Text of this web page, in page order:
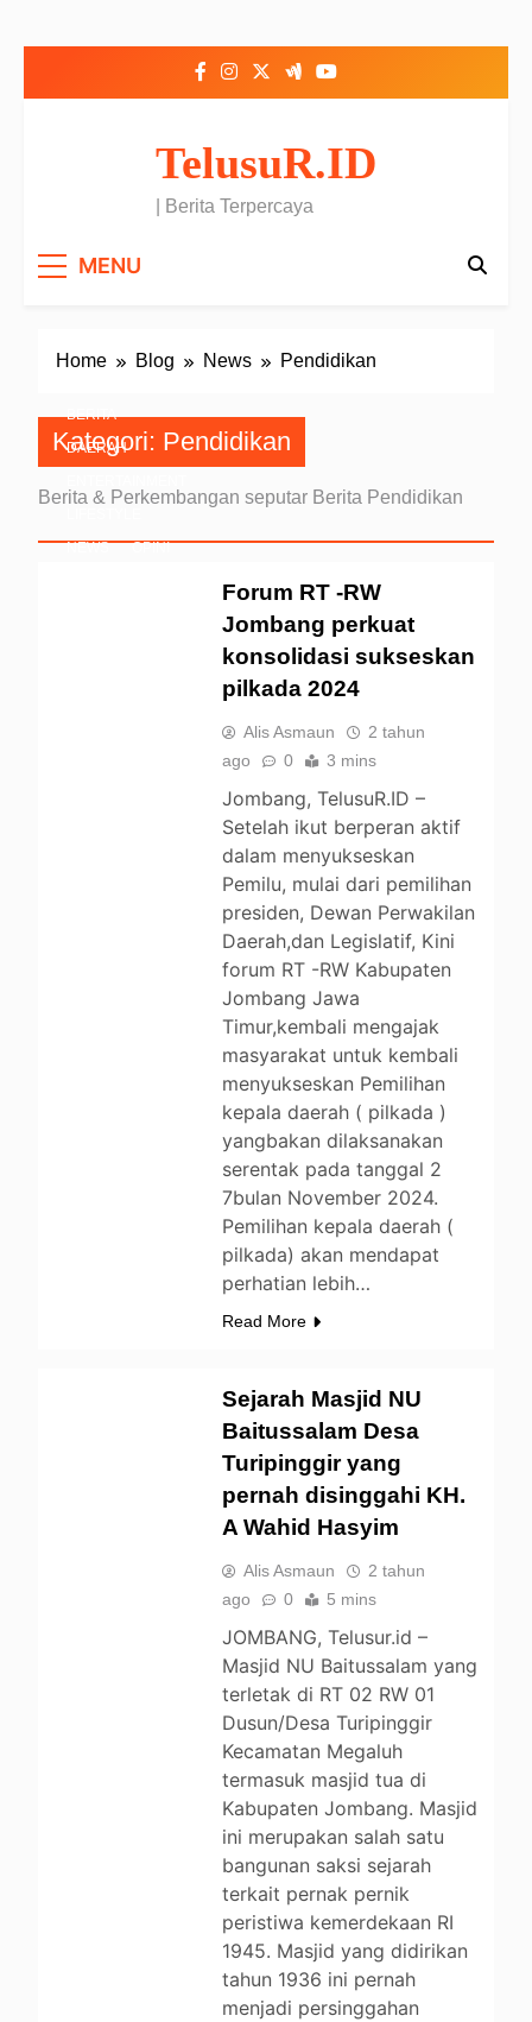
TelusuR.ID
| Berita Terpercaya
MENU
Home Blog News Pendidikan
Kategori: Pendidikan
Berita & Perkembangan seputar Berita Pendidikan
BERITA
DAERAH
NEWS
OPINI
Forum RT -RW
Jombang perkuat
konsolidasi sukseskan
pilkada 2024
Alis Asmaun
2 tahun
ago
0 3 mins
Jombang, TelusuR.ID –
Setelah ikut berperan aktif
dalam menyukseskan
Pemilu, mulai dari pemilihan
presiden, Dewan Perwakilan
Daerah,dan Legislatif, Kini
forum RT -RW Kabupaten
Jombang Jawa
Timur,kembali mengajak
masyarakat untuk kembali
menyukseskan Pemilihan
kepala daerah ( pilkada )
yangbakan dilaksanakan
serentak pada tanggal 2
7bulan November 2024.
Pemilihan kepala daerah (
pilkada) akan mendapat
perhatian lebih…
Read More
Sejarah Masjid NU
Baitussalam Desa
Turipinggir yang
pernah disinggahi KH.
A Wahid Hasyim
Alis Asmaun
2 tahun
ago
0 5 mins
JOMBANG, Telusur.id –
Masjid NU Baitussalam yang
terletak di RT 02 RW 01
Dusun/Desa Turipinggir
Kecamatan Megaluh
termasuk masjid tua di
Kabupaten Jombang. Masjid
ini merupakan salah satu
bangunan saksi sejarah
terkait pernak pernik
peristiwa kemerdekaan RI
1945. Masjid yang didirikan
tahun 1936 ini pernah
menjadi persinggahan